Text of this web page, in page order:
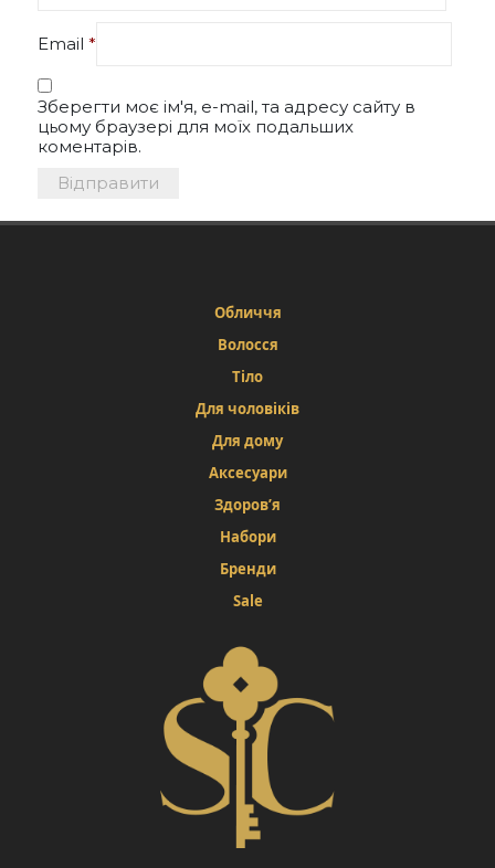
Email *
Зберегти моє ім'я, e-mail, та адресу сайту в
цьому браузері для моїх подальших
коментарів.
Обличчя
Волосся
Тіло
Для чоловіків
Для дому
Аксесуари
Здоров’я
Набори
Бренди
Sale